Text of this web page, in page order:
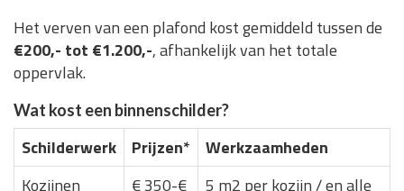
Het verven van een plafond kost gemiddeld tussen de
€200,- tot €1.200,-, afhankelijk van het totale
oppervlak.
Wat kost een binnenschilder?
Schilderwerk Prijzen*
Werkzaamheden
Kozijnen
€ 350-€
5 m2 per kozijn / en alle